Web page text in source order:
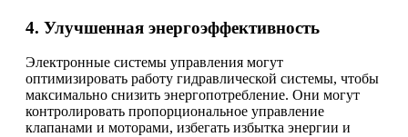
4. Улучшенная энергоэффективность
Электронные системы управления могут
оптимизировать работу гидравлической системы, чтобы
максимально снизить энергопотребление. Они могут
контролировать пропорциональное управление
клапанами и моторами, избегать избытка энергии и